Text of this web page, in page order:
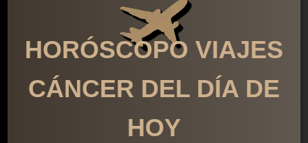
HORÓSCOPO VIAJES
CÁNCER DEL DÍA DE
HOY